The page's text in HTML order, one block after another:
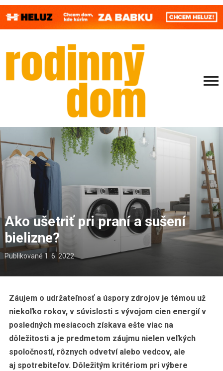
Ako ušetriť pri praní a sušení
bielizne?
Publikované 1. 6. 2022
Záujem o udržateľnosť a úspory zdrojov je témou už
niekoľko rokov, v súvislosti s vývojom cien energií v
posledných mesiacoch získava ešte viac na
dôležitosti a je predmetom záujmu nielen veľkých
spoločností, rôznych odvetví alebo vedcov, ale
aj spotrebiteľov. Dôležitým kritériom pri výbere